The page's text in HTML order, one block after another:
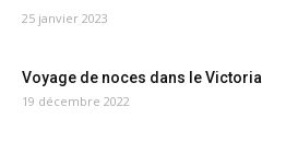
25 janvier 2023
Voyage de noces dans le Victoria
19 décembre 2022